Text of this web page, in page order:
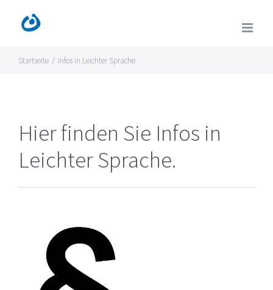
Inhalt
springen
Startseite / Infos in Leichter Sprache
Hier finden Sie Infos in
Leichter Sprache.